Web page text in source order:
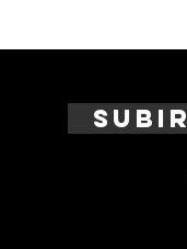
Subir